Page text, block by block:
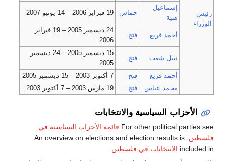
رئيس
الوزراء
إسماعيل
هنية
حماس 19 فبراير 2006 – 14 يونيو 2007
أحمد قريع فتح
24 ديسمبر 2005 – 19 فبراير
2006
نبيل شعث فتح
15 ديسمبر 2005 – 24 ديسمبر
2005
أحمد قريع
فتح
7 أكتوبر 2003 – 15 ديسمبر 2005
محمد عباس
فتح 19 مارس 2003 – 7 أكتوبر 2003
الأحزاب السياسية والانتخابات
For other political parties see قائمة الأحزاب السياسية في
فلسطين . An overview on elections and election results is
included in الانتخابات في فلسطين